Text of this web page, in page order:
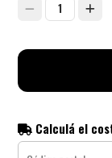
1
Calculá el